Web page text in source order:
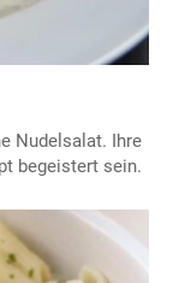
Nudelsalat. Ihre
begeistert sein.